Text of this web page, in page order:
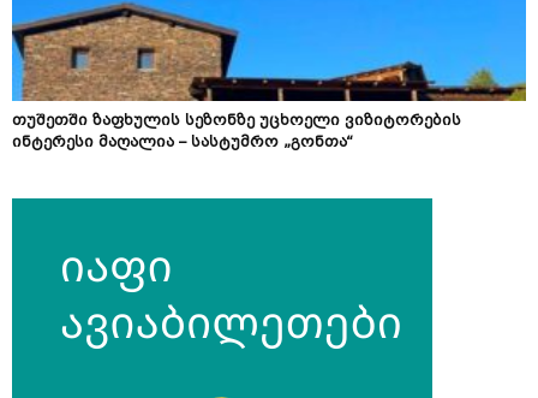
თუშეთში ზაფხულის სეზონზე უცხოელი ვიზიტორების
ინტერესი მაღალია – სასტუმრო „გონთა“